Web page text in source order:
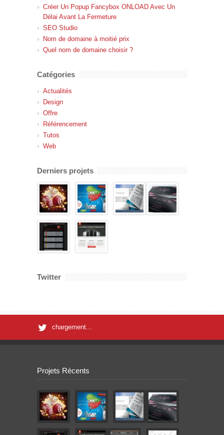
Créer Un Popup Fancybox ONLOAD Avec Un
Délai Avant La Fermeture
SEO Studio
Nom de domaine à moitié prix
Quel nom de domaine choisir ?
Catégories
Actualités
Design
Offre
Référencement
Tutos
Web
Derniers projets
Twitter
chargement...
Projets Récents